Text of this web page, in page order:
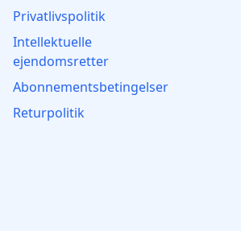
Privatlivspolitik
Intellektuelle
ejendomsretter
Abonnementsbetingelser
Returpolitik